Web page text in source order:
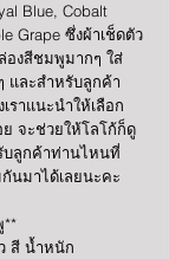
Blue, Cobalt
Grape ซึ่งผ้าเช็ดตัว
องสีชมพูมากๆ ใส่
และสำหรับลูกค้า
ราแนะนำให้เลือก
ย จะช่วยให้โลโก้ก็ดู
บลูกค้าท่านไหนที่
นมาได้เลยนะคะ
**
สี น้ำหนัก